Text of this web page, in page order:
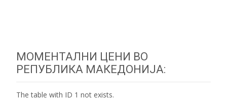
МОМЕНТАЛНИ ЦЕНИ ВО
РЕПУБЛИКА МАКЕДОНИЈА:
The table with ID 1 not exists.